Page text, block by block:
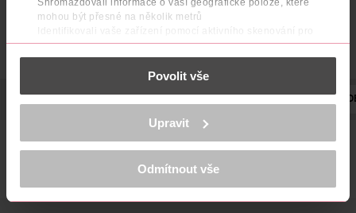
mohou být přesné na několik metrů
Identifikovali vaše zařízení pomocí aktivního skenování pro
konkrétní charakteristiky (otisk prstu)
Zjistěte více o tom, jak zpracováváme vaše osobní údaje, a nastavte
části s podrobnostmi . Svůj souhlas můžete kdykoliv
K provozu stránek, personalizaci obsahu a reklam, funkcí sociálních
médií, analýze návštěvnosti, které mohou nést osobní údaje.
Více najdete vprohlášení o ochraně osobních údajů.
Děkujeme za pochopení. >více o cookies<
Povolit vše
Upravit
Odmítnout vše